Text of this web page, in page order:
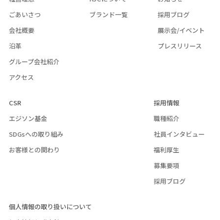
ごあいさつ
会社概要
沿革
グループ会社紹介
アクセス
ブランド一覧
採用ブログ
展示会/イベント
プレスリリース
CSR
エジソン基金
SDGsへの取り組み
お客様との関わり
採用情報
職種紹介
社員インタビュー
福利厚生
募集要項
採用ブログ
個人情報の取り扱いについて